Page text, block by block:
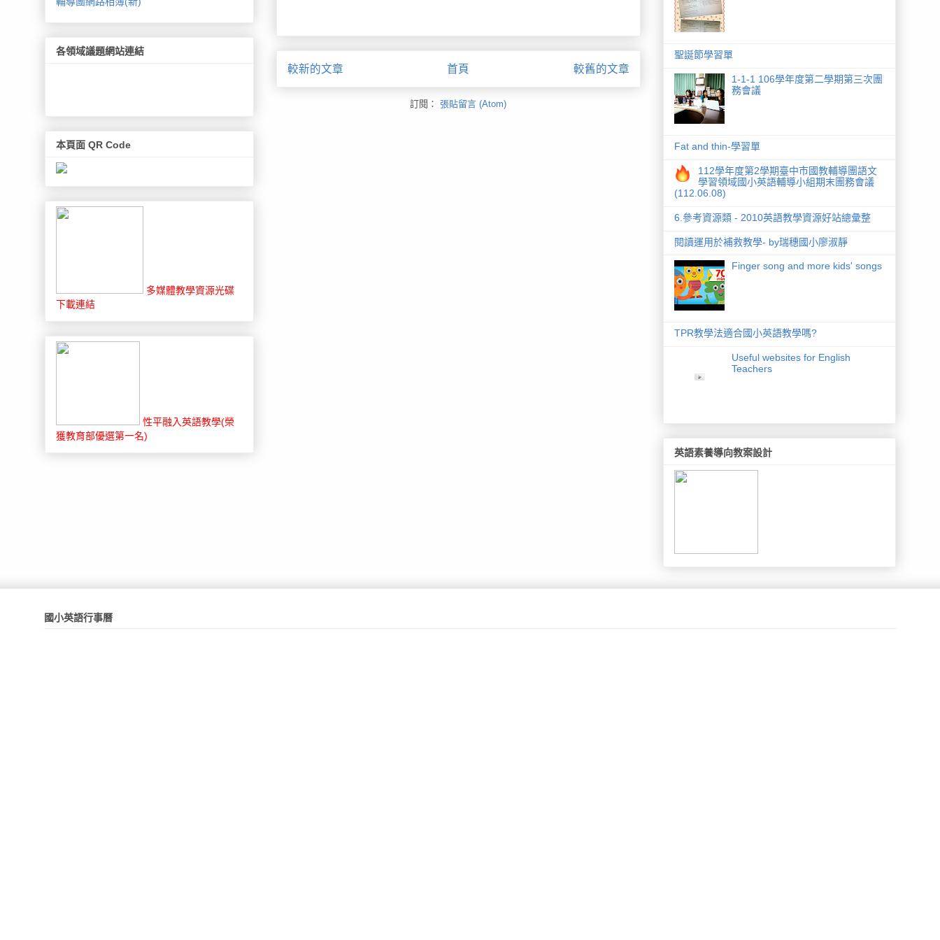
較新的文章 較舊的文章
首頁
訂閱： 張貼留言 (Atom)
各領域議題網站連結
本頁面 QR Code
多媒體教學資源光碟
下載連結
性平融入英語教學(榮
獲教育部優選第一名)
聖誕節學習單
1-1-1 106學年度第二學期第三次團
務會議
Fat and thin-學習單
112學年度第2學期臺中市國教輔導團語文
學習領域國小英語輔導小組期末團務會議
(112.06.08)
6.參考資源類 - 2010英語教學資源好站總彙整
閱讀運用於補救教學- by瑞穗國小廖淑靜
Finger song and more kids' songs
TPR教學法適合國小英語教學嗎?
Useful websites for English
Teachers
英語素養導向教案設計
國小英語行事曆